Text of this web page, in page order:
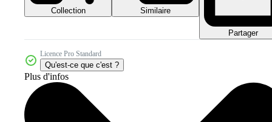
Collection Similaire
Partager
Licence Pro Standard
Qu'est-ce que c'est ?
Plus d'infos